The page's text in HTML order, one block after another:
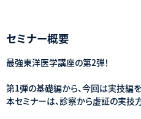
セミナー概要
最強東洋医学講座の第2弾！
第1弾の基礎編から、今回は実技編
本セミナーは、診察から虚証の実技